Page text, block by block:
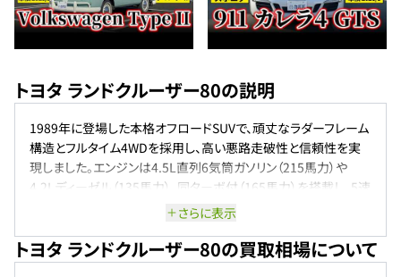
トヨタ ランドクルーザー80の説明
1989年に登場した本格オフロードSUVで、頑丈なラダーフレーム
構造とフルタイム4WDを採用し、高い悪路走破性と信頼性を実
現しました。エンジンは4.5L直列6気筒ガソリン（215馬力）や
4.2Lディーゼル（135馬力）、同ターボ付（165馬力）を搭載し、5速
マニュアルまたは電子制御オートマチック（ECT）を設定。3列シ
し、グレードは「VXリミテッド」「VX」「GX」を展開しました。
さらに表示
トヨタ ランドクルーザー80の買取相場について